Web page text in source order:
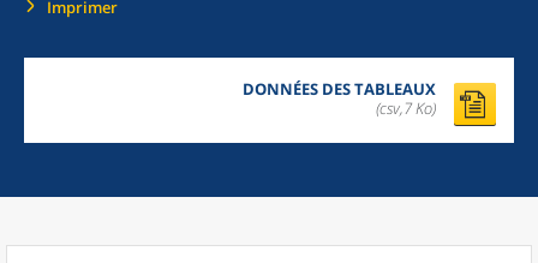
Imprimer
DONNÉES DES TABLEAUX
(csv,7 Ko)